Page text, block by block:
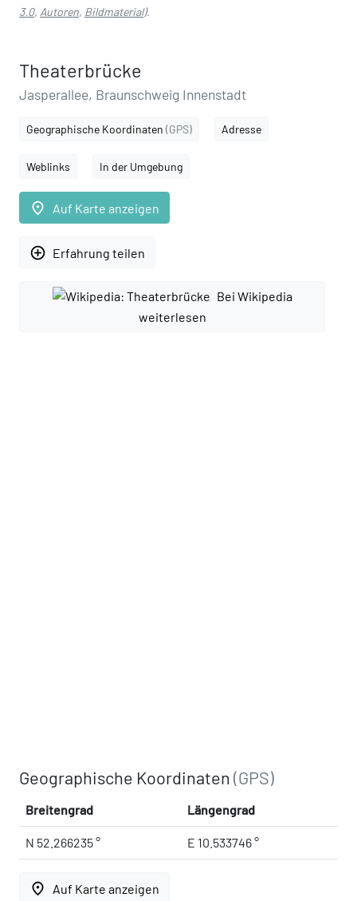
3.0, Autoren, Bildmaterial).
Theaterbrücke
Jasperallee, Braunschweig Innenstadt
Geographische Koordinaten (GPS) Adresse
Weblinks In der Umgebung
place Auf Karte anzeigen
add_circle_outline Erfahrung teilen
Bei Wikipedia
weiterlesen
Geographische Koordinaten(GPS)
Breitengrad Längengrad
N 52.266235 ° E 10.533746 °
place Auf Karte anzeigen